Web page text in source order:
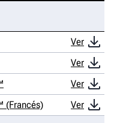
Ver
Ver
Ver
(Francés)
Ver